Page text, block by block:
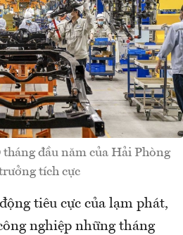
tháng đầu năm của Hải Phòng
tích cực
tiêu cực của lạm phát,
nghiệp những tháng